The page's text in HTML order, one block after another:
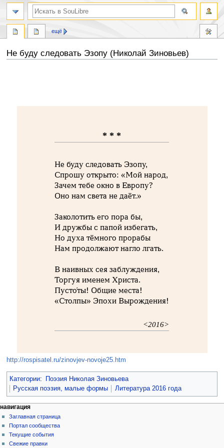
Не буду следовать Эзопу (Николай Зиновьев)
* * *
Не буду следовать Эзопу,
Спрошу открыто: «Мой народ,
Зачем тебе окно в Европу?
Оно нам света не даёт.»
Заколотить его пора бы,
И дружбы с папой избегать,
Но духа тёмного прорабы
Нам продолжают нагло лгать.
В наивных сея заблуждения,
Торгуя именем Христа.
Пусто́ты! Общие места!
«Столпы» Эпохи Вырождения!
<2016>
http://rospisatel.ru/zinovjev-novoje25.htm
Категории:
Поэзия Николая Зиновьева
Русская поэзия, малые формы
Литература 2016 года
ещё
навигация
Заглавная страница
Портал сообщества
Текущие события
Свежие правки